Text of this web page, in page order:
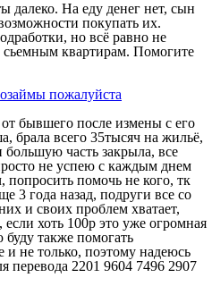
далеко. На еду денег нет, сын
покупать их.
но всё равно не
квартирам. Помогите
пожалуйста
бывшего после измены с его
брала всего 35тысяч на жильë,
большую часть закрыла, все
не успею с каждым днем
попросить помочь не кого, тк
3 года назад, подруги все со
и своих проблем хватает,
хоть 100р это уже огромная
также помогать
не только, поэтому надеюсь
перевода 2201 9604 7496 2907